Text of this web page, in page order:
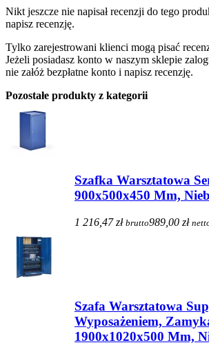
Nikt jeszcze nie napisał recenzji do tego
napisz recenzję.
Tylko zarejestrowani klienci mogą pisać
Jeżeli posiadasz konto w naszym sklepie
nie załóż bezpłatne konto i napisz recenzję.
Pozostałe produkty z kategorii
Szafka Warsztatowa
900x500x450 Mm,
1 216,47 zł brutto989,00 zł
Szafa Warsztatowa
Wyposażeniem,
1900x1020x500 Mm,